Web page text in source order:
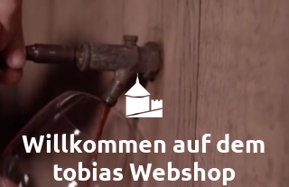
Willkommen auf dem
tobias Webshop